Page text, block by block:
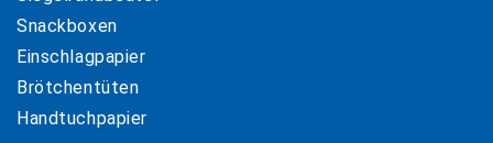
Snackboxen
Einschlagpapier
Brötchentüten
Handtuchpapier